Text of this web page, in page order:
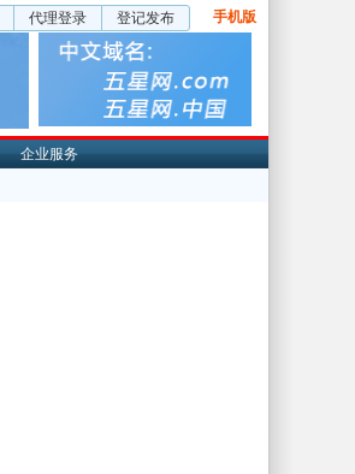
代理登录 登记发布 手机版
企业服务